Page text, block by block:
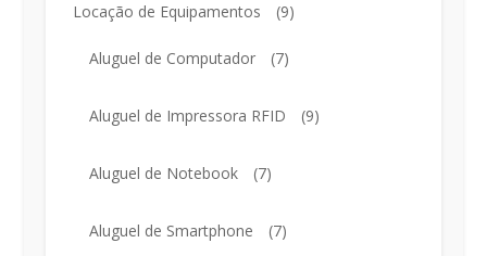
Locação de Equipamentos (9)
Aluguel de Computador (7)
Aluguel de Impressora RFID (9)
Aluguel de Notebook (7)
Aluguel de Smartphone (7)